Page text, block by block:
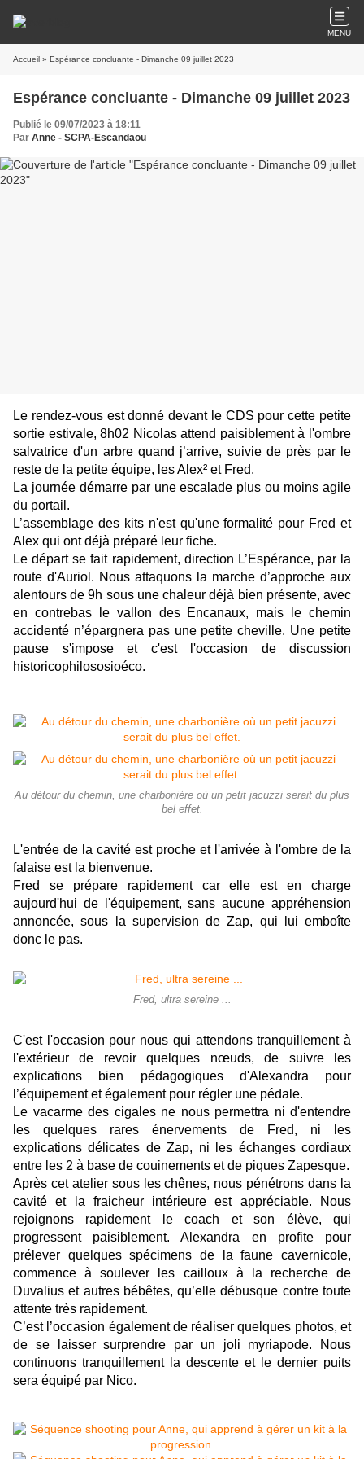
MENU
Accueil » Espérance concluante - Dimanche 09 juillet 2023
Espérance concluante - Dimanche 09 juillet 2023
Publié le 09/07/2023 à 18:11
Par Anne - SCPA-Escandaou
Le rendez-vous est donné devant le CDS pour cette petite
sortie estivale, 8h02 Nicolas attend paisiblement à l'ombre
salvatrice d'un arbre quand j’arrive, suivie de près par le
reste de la petite équipe, les Alex² et Fred.
La journée démarre par une escalade plus ou moins agile
du portail.
L’assemblage des kits n'est qu'une formalité pour Fred et
Alex qui ont déjà préparé leur fiche.
Le départ se fait rapidement, direction L’Espérance, par la
route d'Auriol. Nous attaquons la marche d’approche aux
alentours de 9h sous une chaleur déjà bien présente, avec
en contrebas le vallon des Encanaux, mais le chemin
accidenté n’épargnera pas une petite cheville. Une petite
pause s'impose et c'est l'occasion de discussion
historicophilososioéco.
Au détour du chemin, une charbonière où un petit jacuzzi serait du plus
bel effet.
L'entrée de la cavité est proche et l'arrivée à l'ombre de la
falaise est la bienvenue.
Fred se prépare rapidement car elle est en charge
aujourd'hui de l'équipement, sans aucune appréhension
annoncée, sous la supervision de Zap, qui lui emboîte
donc le pas.
Fred, ultra sereine ...
C'est l'occasion pour nous qui attendons tranquillement à
l'extérieur de revoir quelques nœuds, de suivre les
explications bien pédagogiques d'Alexandra pour
l’équipement et également pour régler une pédale.
Le vacarme des cigales ne nous permettra ni d'entendre
les quelques rares énervements de Fred, ni les
explications délicates de Zap, ni les échanges cordiaux
entre les 2 à base de couinements et de piques Zapesque.
Après cet atelier sous les chênes, nous pénétrons dans la
cavité et la fraicheur intérieure est appréciable. Nous
rejoignons rapidement le coach et son élève, qui
progressent paisiblement. Alexandra en profite pour
prélever quelques spécimens de la faune cavernicole,
commence à soulever les cailloux à la recherche de
Duvalius et autres bébêtes, qu’elle débusque contre toute
attente très rapidement.
C’est l’occasion également de réaliser quelques photos, et
de se laisser surprendre par un joli myriapode. Nous
continuons tranquillement la descente et le dernier puits
sera équipé par Nico.